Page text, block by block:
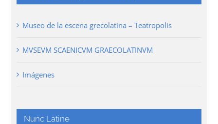
Museo de la escena grecolatina – Teatropolis
MVSEVM SCAENICVM GRAECOLATINVM
Imágenes
Nunc Latine